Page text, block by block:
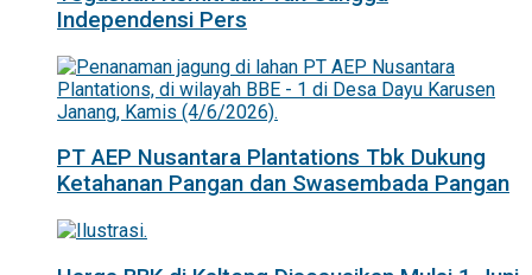
Independensi Pers
PT AEP Nusantara Plantations Tbk Dukung
Ketahanan Pangan dan Swasembada Pangan